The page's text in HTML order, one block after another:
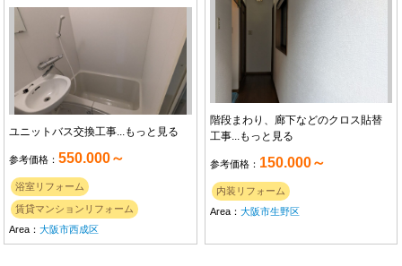
ユニットバス交換工事...もっと見る
参考価格：550.000～
浴室リフォーム
賃貸マンションリフォーム
Area：大阪市西成区
階段まわり、廊下などのクロス貼替
工事...もっと見る
参考価格： 150.000～
内装リフォーム
Area：大阪市生野区